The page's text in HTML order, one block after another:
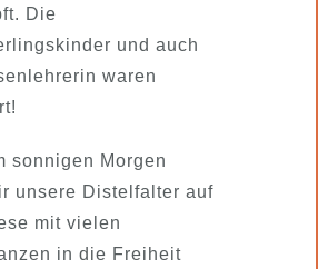
Die
und auch
waren
sonnigen Morgen
unsere Distelfalter auf
mit vielen
in die Freiheit